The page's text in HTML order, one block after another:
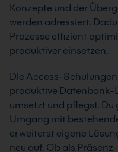
Konzepte und der
werden adressiert.
Prozesse effizient
produktiver einsetzen.
Die Access-
produktive Datenbank-
umsetzt und pflegst.
Umgang mit
erweiterst eigene
neu auf. Ob als